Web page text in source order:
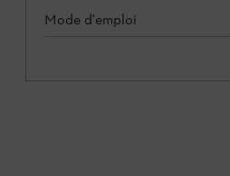
Mode d'emploi